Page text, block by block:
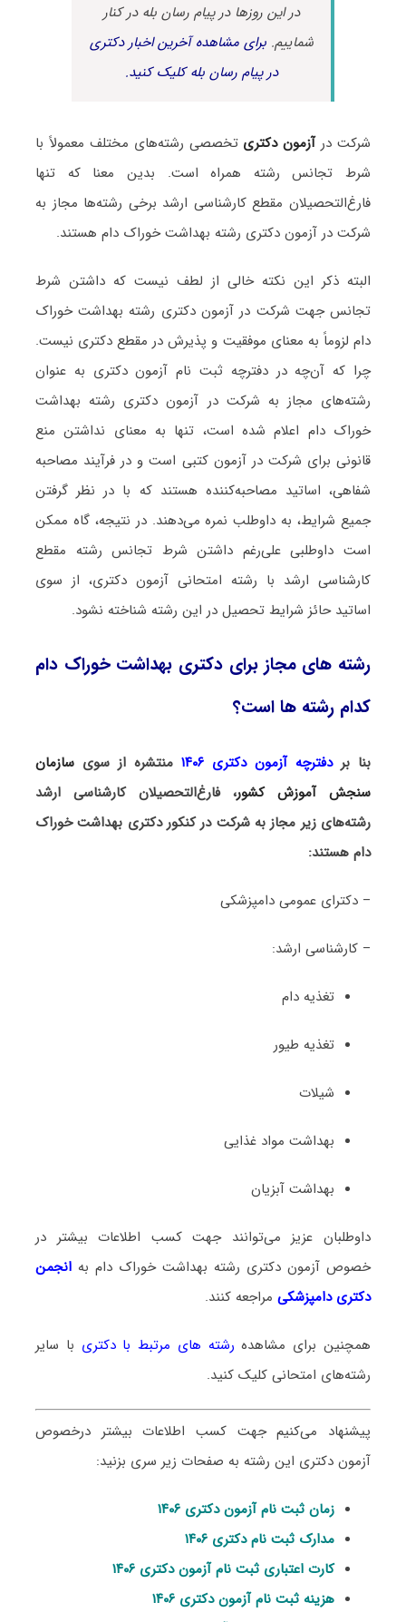
در این روزها در پیام رسان بله در کنار
شماییم.برای مشاهده آخرین اخبار دکتری
در پیام رسان بله کلیک کنید.
شرکت درآزمون دکتری تخصصی رشته‌های مختلف معمولاً با
شرط تجانس رشته همراه است. بدین معنا که تنها
فارغ‌التحصیلان مقطع کارشناسی ارشد برخی رشته‌ها مجاز به
شرکت در آزمون دکتری رشته بهداشت خوراک دام هستند.
البته ذکر این نکته خالی از لطف نیست که داشتن شرط
تجانس جهت شرکت در آزمون دکتری رشته بهداشت خوراک
دام لزوماً به معنای موفقیت و پذیرش در مقطع دکتری نیست.
چرا که آن‌چه در دفترچه ثبت نام آزمون دکتری به عنوان
رشته‌های مجاز به شرکت در آزمون دکتری رشته بهداشت
خوراک دام اعلام شده است، تنها به معنای نداشتن منع
قانونی برای شرکت در آزمون کتبی است و در فرآیند مصاحبه
شفاهی، اساتید مصاحبه‌کننده هستند که با در نظر گرفتن
جمیع شرایط، به داوطلب نمره می‌دهند. در نتیجه، گاه ممکن
است داوطلبی علی‌رغم داشتن شرط تجانس رشته مقطع
کارشناسی ارشد با رشته امتحانی آزمون دکتری، از سوی
اساتید حائز شرایط تحصیل در این رشته شناخته نشود.
رشته های مجاز برای دکتری بهداشت خوراک دام
کدام رشته ها است؟
بنا بردفترچه آزمون دکتری ۱۴۰۶ منتشره از سویسازمان
سنجش آموزش کشور، فارغ‌التحصیلان کارشناسی ارشد
رشته‌های زیر مجاز به شرکت در کنکور دکتری بهداشت خوراک
دام هستند:
– دکترای عمومی دامپزشکی
– کارشناسی ارشد:
تغذیه دام
تغذیه طیور
شیلات
بهداشت مواد غذایی
بهداشت آبزیان
داوطلبان عزیز می‌توانند جهت کسب اطلاعات بیشتر در
خصوص آزمون دکتری رشته بهداشت خوراک دام بهانجمن
دکتری دامپزشکی مراجعه کنند.
همچنین برای مشاهده رشته های مرتبط با دکتری با سایر
رشته‌های امتحانی کلیک کنید.
پیشنهاد می‌کنیم جهت کسب اطلاعات بیشتر درخصوص
آزمون دکتری این رشته به صفحات زیر سری بزنید:
زمان ثبت نام آزمون دکتری ۱۴۰۶
مدارک ثبت نام دکتری ۱۴۰۶
کارت اعتباری ثبت نام آزمون دکتری ۱۴۰۶
هزینه ثبت نام آزمون دکتری ۱۴۰۶